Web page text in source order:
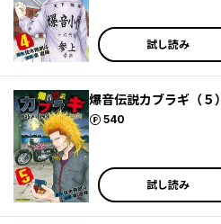
試し読み
爆音伝説カブラギ（５）
540
ポイント
試し読み